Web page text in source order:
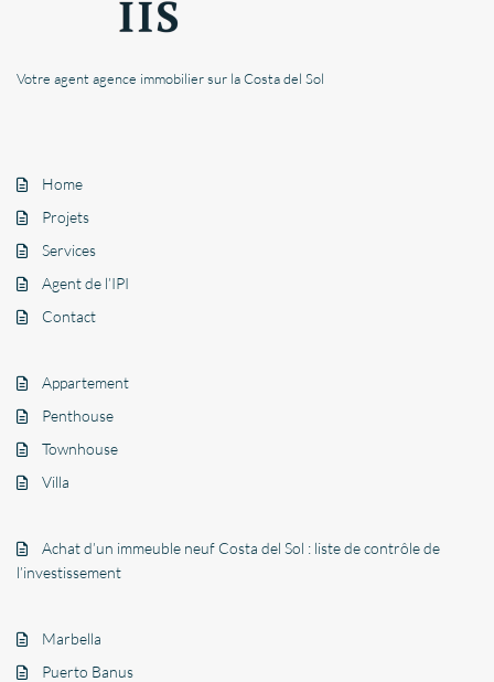
Votre agent agence immobilier sur la Costa del Sol
Home
Projets
Services
Agent de l’IPI
Contact
Appartement
Penthouse
Townhouse
Villa
Achat d’un immeuble neuf Costa del Sol : liste de contrôle de
l’investissement
Marbella
Puerto Banus